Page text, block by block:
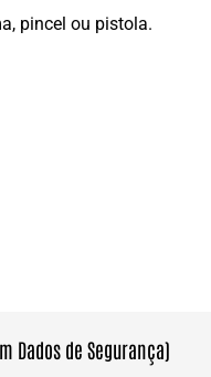
pincel ou pistola.
Dados de Segurança)